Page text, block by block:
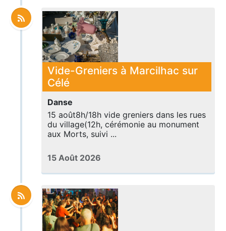
Vide-Greniers à Marcilhac sur
Célé
Danse
15 août8h/18h vide greniers dans les rues
du village(12h, cérémonie au monument
aux Morts, suivi ...
15 Août 2026